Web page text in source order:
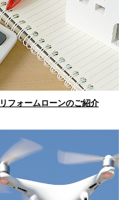
リフォームローンのご紹介